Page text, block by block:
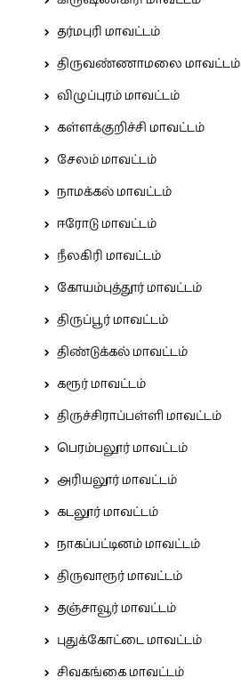
தர்மபுரி மாவட்டம்
திருவண்ணாமலை மாவட்டம்
விழுப்புரம் மாவட்டம்
கள்ளக்குறிச்சி மாவட்டம்
சேலம் மாவட்டம்
நாமக்கல் மாவட்டம்
ஈரோடு மாவட்டம்
நீலகிரி மாவட்டம்
கோயம்புத்தூர் மாவட்டம்
திருப்பூர் மாவட்டம்
திண்டுக்கல் மாவட்டம்
கரூர் மாவட்டம்
திருச்சிராப்பள்ளி மாவட்டம்
பெரம்பலூர் மாவட்டம்
அரியலூர் மாவட்டம்
கடலூர் மாவட்டம்
நாகப்பட்டினம் மாவட்டம்
திருவாரூர் மாவட்டம்
தஞ்சாவூர் மாவட்டம்
புதுக்கோட்டை மாவட்டம்
சிவகங்கை மாவட்டம்